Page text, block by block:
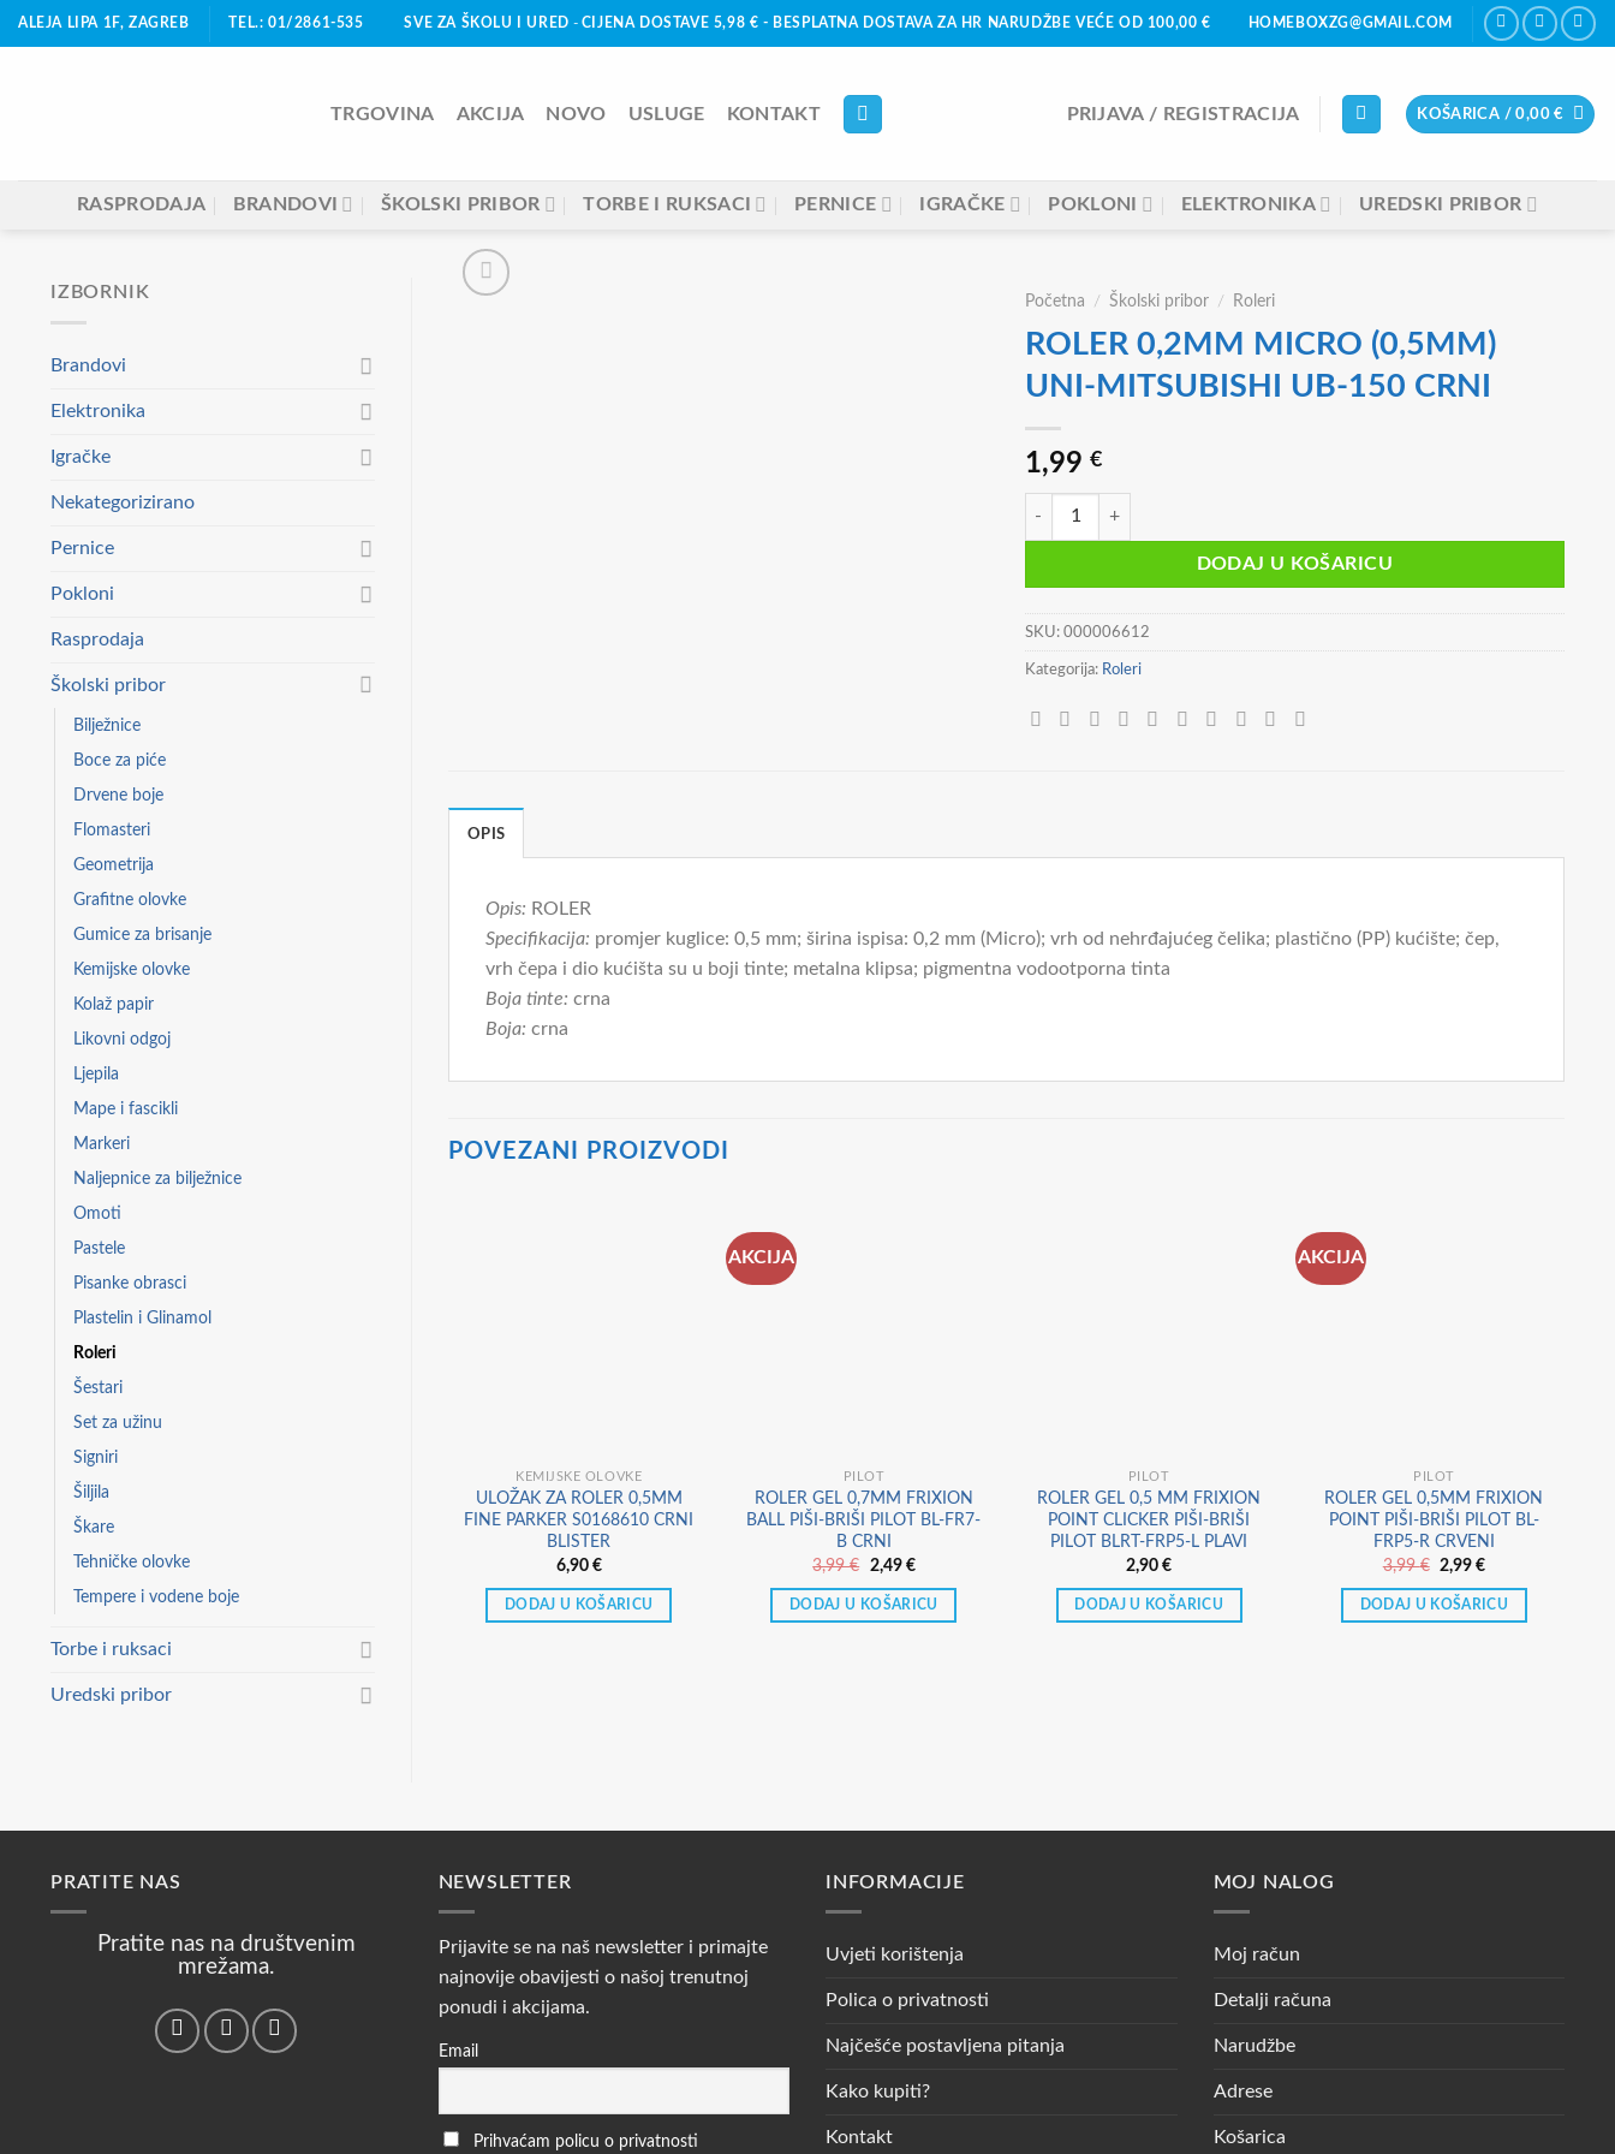
Skip
to
ALEJA LIPA 1F, ZAGREB TEL.: 01/2861-535 SVE ZA ŠKOLU I URED - CIJENA DOSTAVE 5,98 € - BESPLATNA DOSTAVA ZA HR NARUDŽBE VEĆE OD 100,00 € HOMEBOXZG@GMAIL.COM
TRGOVINA AKCIJA NOVO USLUGE KONTAKT PRIJAVA / REGISTRACIJA KOŠARICA /0,00€
RASPRODAJA BRANDOVI ŠKOLSKI PRIBOR TORBE I RUKSACI PERNICE IGRAČKE POKLONI ELEKTRONIKA UREDSKI PRIBOR
IZBORNIK
Brandovi
Elektronika
Igračke
Nekategorizirano
Pernice
Pokloni
Rasprodaja
Školski pribor
Bilježnice
Boce za piće
Drvene boje
Flomasteri
Geometrija
Grafitne olovke
Gumice za brisanje
Kemijske olovke
Kolaž papir
Likovni odgoj
Ljepila
Mape i fascikli
Markeri
Naljepnice za bilježnice
Omoti
Pastele
Pisanke obrasci
Plastelin i Glinamol
Roleri
Šestari
Set za užinu
Signiri
Šiljila
Škare
Tehničke olovke
Tempere i vodene boje
Torbe i ruksaci
Uredski pribor
Početna / Školski pribor / Roleri
ROLER 0,2MM MICRO (0,5MM)
UNI-MITSUBISHI UB-150 CRNI
1,99 €
ROLER 0,2MM MICRO (0,5MM) UNI-MITSUBISHI UB-150 CRNI količina
DODAJ U KOŠARICU
SKU: 000006612
Kategorija: Roleri
OPIS
Opis: ROLER
Specifikacija: promjer kuglice: 0,5 mm; širina ispisa: 0,2 mm (Micro); vrh od nehrđajućeg čelika; plastično (PP) kućište; čep,
vrh čepa i dio kućišta su u boji tinte; metalna klipsa; pigmentna vodootporna tinta
Boja tinte: crna
Boja: crna
POVEZANI PROIZVODI
KEMIJSKE OLOVKE
ULOŽAK ZA ROLER 0,5MM
FINE PARKER S0168610 CRNI
BLISTER
6,90 €
DODAJ U KOŠARICU
AKCIJA
PILOT
ROLER GEL 0,7MM FRIXION
BALL PIŠI-BRIŠI PILOT BL-FR7-
B CRNI
3,99€
Izvorna
bila
je:
2,49 €Trenutna
je:
2,49 €.
DODAJ U KOŠARICU
PILOT
ROLER GEL 0,5 MM FRIXION
POINT CLICKER PIŠI-BRIŠI
PILOT BLRT-FRP5-L PLAVI
2,90€
DODAJ U KOŠARICU
AKCIJA
PILOT
ROLER GEL 0,5MM FRIXION
POINT PIŠI-BRIŠI PILOT BL-
FRP5-R CRVENI
3,99€
Izvorna
bila
je:
2,99€Trenutna
je:
2,99 €.
DODAJ U KOŠARICU
PRATITE NAS
Pratite nas na društvenim
mrežama.
NEWSLETTER
Prijavite se na naš newsletter i primajte
najnovije obavijesti o našoj trenutnoj
ponudi i akcijama.
Email
Prihvaćam policu o privatnosti
INFORMACIJE
Uvjeti korištenja
Polica o privatnosti
Najčešće postavljena pitanja
Kako kupiti?
Kontakt
MOJ NALOG
Moj račun
Detalji računa
Narudžbe
Adrese
Košarica